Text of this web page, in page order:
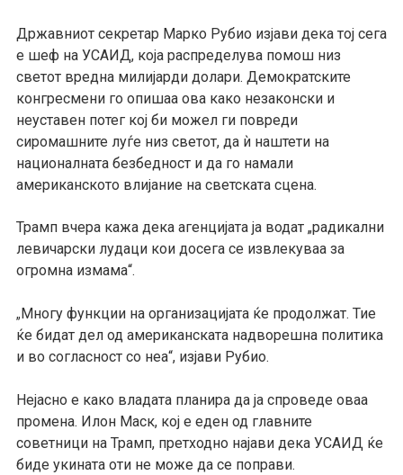
Државниот секретар Марко Рубио изјави дека тој сега
е шеф на УСАИД, која распределува помош низ
светот вредна милијарди долари. Демократските
конгресмени го опишаа ова како незаконски и
неуставен потег кој би можел ги повреди
сиромашните луѓе низ светот, да ѝ наштети на
националната безбедност и да го намали
американското влијание на светската сцена.
Трамп вчера кажа дека агенцијата ја водат „радикални
левичарски лудаци кои досега се извлекуваа за
огромна измама“.
„ Многу функции на организацијата ќе продолжат. Тие
ќе бидат дел од американската надворешна политика
и во согласност со неа“, изјави Рубио.
Нејасно е како владата планира да ја спроведе оваа
промена. Илон Маск, кој е еден од главните
советници на Трамп, претходно најави дека УСАИД ќе
биде укината оти не може да се поправи.